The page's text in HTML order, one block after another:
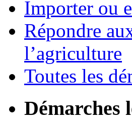
Importer ou
Répondre
l’agriculture
Toutes les
Démarches